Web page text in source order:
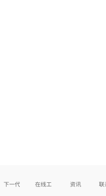
下一代产品 在线工具 资讯 联